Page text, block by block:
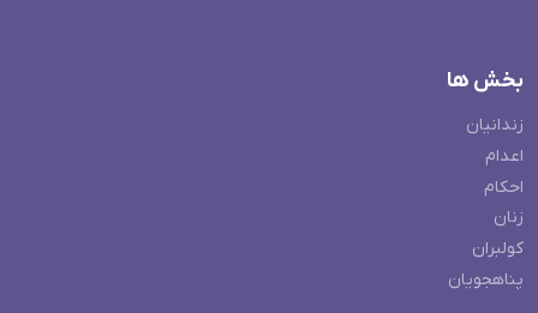
بخش ها
زندانیان
اعدام
احکام
زنان
کولبران
پناهجویان